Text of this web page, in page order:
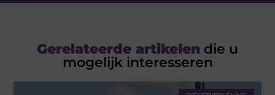
Gerelateerde artikelen die u
mogelijk interesseren